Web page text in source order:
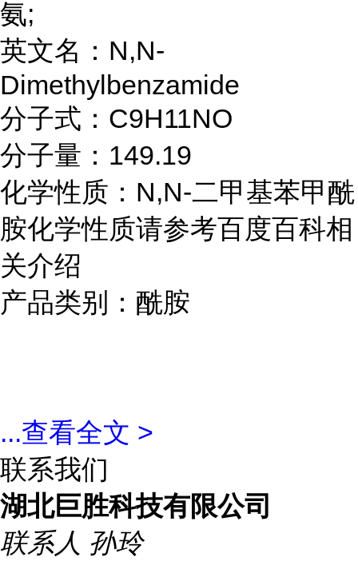
氨;
英文名：N,N-
Dimethylbenzamide
分子式：C9H11NO
分子量：149.19
化学性质：N,N-二甲基苯甲酰
胺化学性质请参考百度百科相
关介绍
产品类别：酰胺
...查看全文 >
联系我们
湖北巨胜科技有限公司
联系人 孙玲